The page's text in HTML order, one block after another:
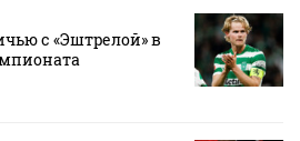
с «Эштрелой» в